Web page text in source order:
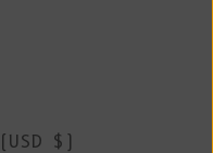
$)